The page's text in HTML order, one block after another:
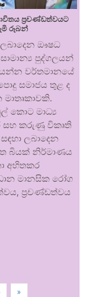
ප්‍රචණ්ඩත්වයට
රූබන්
ඖෂධ
පුද්ගලයන්
වර්තමානයේ
සමාජය තුළ ද
කොට මාධ්‍ය
සහ කරුණු විකෘති
ලබාදෙන
බියක් නිර්මාණය
අහිතකර
මානසික රෝග
ප්‍රචණ්ඩත්වය
»